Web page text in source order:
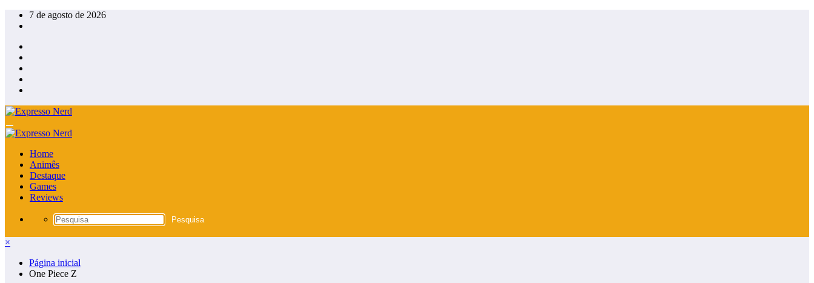
Pular
para
conteúdo
7 de agosto de 2026
Home
Animês
Destaque
Games
Reviews
×
Página inicial
One Piece Z